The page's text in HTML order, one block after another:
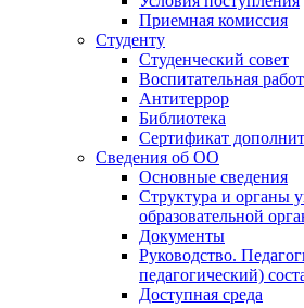
Приемная комиссия
Студенту
Студенческий совет
Воспитательная
Антитеррор
Библиотека
Сертификат
Сведения об ОО
Основные сведения
Структура и органы
образовательной
Документы
Руководство.
педагогический)
Доступная среда